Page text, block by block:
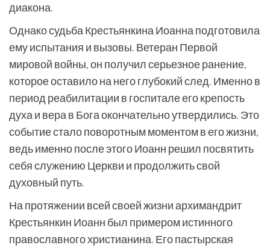
диакона.
Однако судьба Крестьянкина Иоанна подготовила
ему испытания и вызовы. Ветеран Первой
мировой войны, он получил серьезное ранение,
которое оставило на него глубокий след. Именно в
период реабилитации в госпитале его крепость
духа и вера в Бога окончательно утвердились. Это
событие стало поворотным моментом в его жизни,
ведь именно после этого Иоанн решил посвятить
себя служению Церкви и продолжить свой
духовный путь.
На протяжении всей своей жизни архимандрит
Крестьянкин Иоанн был примером истинного
православного христианина. Его пастырская